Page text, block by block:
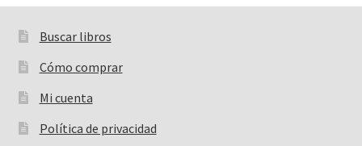
Buscar libros
Buscar:
Cómo comprar
Mi cuenta
Política de privacidad